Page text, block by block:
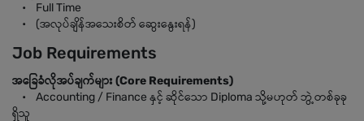
• Full Time
• (အလုပ်ချိန်အသေးစိတ် ဆွေးနွေးရန်)
Job Requirements
အခြေခံလိုအပ်ချက်များ (Core Requirements)
• Accounting / Finance နှင့် ဆိုင်သော Diploma သို့မဟုတ် ဘွဲ့တစ်ခုခု
ရှိသူ